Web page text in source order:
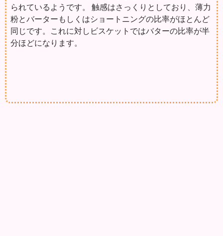
られているようです。 触感はさっくりとしており、薄力
粉とバーターもしくはショートニングの比率がほとんど
同じです。これに対しビスケットではバターの比率が半
分ほどになります。